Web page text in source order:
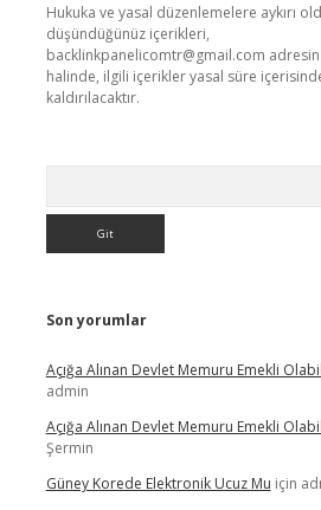
Hukuka ve yasal düzenlemelere aykırı
düşündüğünüz içerikleri,
backlinkpanelicomtr@gmail.com
halinde, ilgili içerikler yasal süre
kaldırılacaktır.
Son yorumlar
Açığa Alınan Devlet Memuru Emekli
admin
Açığa Alınan Devlet Memuru Emekli
Şermin
Güney Korede Elektronik Ucuz Mu için